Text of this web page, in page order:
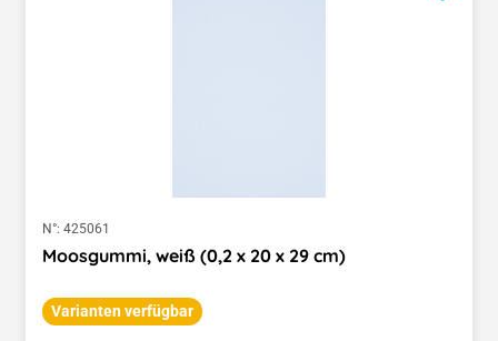
N°: 425061
Moosgummi, weiß (0,2 x 20 x 29 cm)
Varianten verfügbar